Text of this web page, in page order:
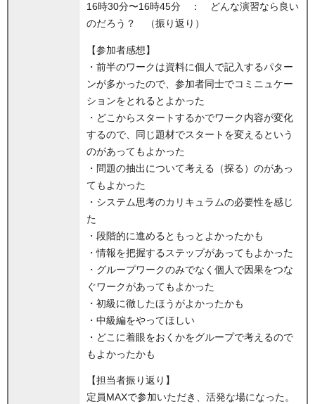
16時30分〜16時45分 ： どんな演習なら良い
のだろう？ （振り返り）
【参加者感想】
・前半のワークは資料に個人で記入するパター
ンが多かったので、参加者同士でコミニュケー
ションをとれるとよかった
・どこからスタートするかでワーク内容が変化
するので、同じ題材でスタートを変えるという
のがあってもよかった
・問題の抽出について考える（探る）のがあっ
てもよかった
・システム思考のカリキュラムの必要性を感じ
た
・段階的に進めるともっとよかったかも
・情報を把握するステップがあってもよかった
・グループワークのみでなく個人で因果をつな
ぐワークがあってもよかった
・初級に徹したほうがよかったかも
・中級編をやってほしい
・どこに着眼をおくかをグループで考えるので
もよかったかも
【担当者振り返り】
定員MAXで参加いただき、活発な場になった。